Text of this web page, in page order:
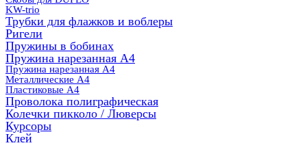
KW-trio
Трубки для флажков и воблеры
Ригели
Пружины в бобинах
Пружина нарезанная А4
Пружина нарезанная А4
Металлические А4
Пластиковые А4
Проволока полиграфическая
Колечки пикколо / Люверсы
Курсоры
Клей